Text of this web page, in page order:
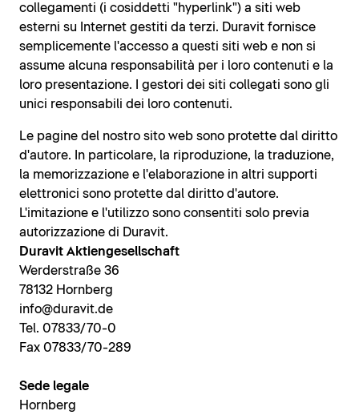
collegamenti (i cosiddetti "hyperlink") a siti web
esterni su Internet gestiti da terzi. Duravit fornisce
semplicemente l'accesso a questi siti web e non si
assume alcuna responsabilità per i loro contenuti e la
loro presentazione. I gestori dei siti collegati sono gli
unici responsabili dei loro contenuti.
Le pagine del nostro sito web sono protette dal diritto
d'autore. In particolare, la riproduzione, la traduzione,
la memorizzazione e l'elaborazione in altri supporti
elettronici sono protette dal diritto d'autore.
L'imitazione e l'utilizzo sono consentiti solo previa
autorizzazione di Duravit.
Duravit Aktiengesellschaft
Werderstraße 36
78132 Hornberg
info@duravit.de
Tel. 07833/70-0
Fax 07833/70-289
Sede legale
Hornberg